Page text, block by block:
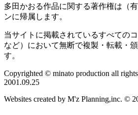
多田かおる作品に関する著作権は（
ンに帰属します。
当サイトに掲載されているすべての
など）において無断で複製・転載・
す。
Copyrighted © minato production all
2001.09.25
Websites created by M'z Planning,inc. ©